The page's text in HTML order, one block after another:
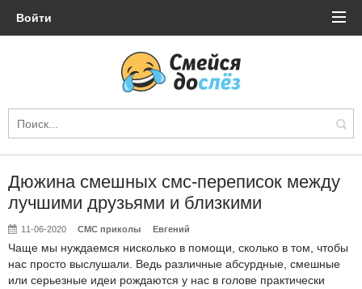
Войти
Дюжина смешных смс-переписок между
лучшими друзьями и близкими
11-06-2020 СМС приколы Евгений
Чаще мы нуждаемся нисколько в помощи, сколько в том, чтобы
нас просто выслушали. Ведь различные абсурдные, смешные
или серьезные идеи рождаются у нас в голове практически